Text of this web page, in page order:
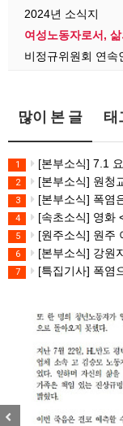
2024년 소식지
여성노동자로서, 삶
비정규위원회 연속
많이 본 글 태
1 [본부소식] 7.1
2 [본부소식] 원청교섭 원년.
3 [본부소식] 폭염은 재
4 [속초소식] 영화
5 [원주소식] 원주
6 [본부소식] 강원
7 [특집기사] 폭염